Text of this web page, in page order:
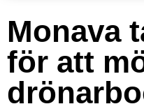
Monava
för att